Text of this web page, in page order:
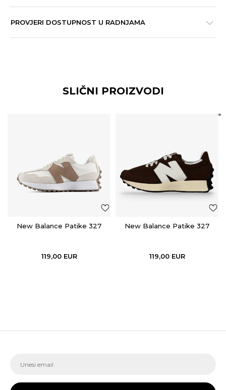
PROVJERI DOSTUPNOST U RADNJAMA
SLIČNI PROIZVODI
New Balance Patike 327
119,00 EUR
New Balance Patike 327
119,00 EUR